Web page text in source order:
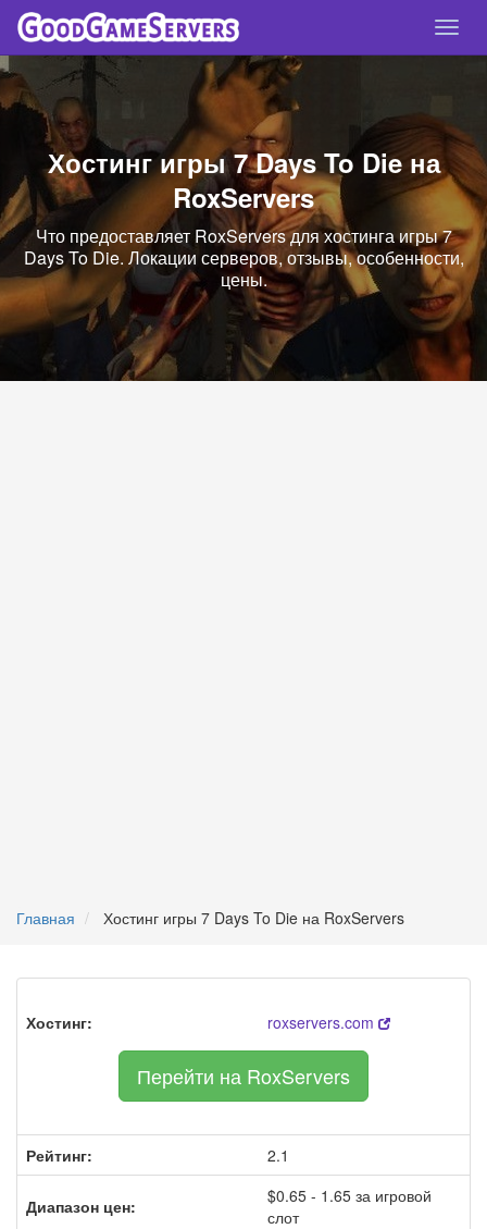
Хостинг игры 7 Days To Die на
RoxServers
Что предоставляет RoxServers для хостинга игры 7
Days To Die. Локации серверов, отзывы, особенности,
цены.
Главная Хостинг игры 7 Days To Die на RoxServers
Хостинг: roxservers.com
Перейти на RoxServers
Рейтинг: 2.1
Диапазон цен:
$0.65 - 1.65 за игровой
слот